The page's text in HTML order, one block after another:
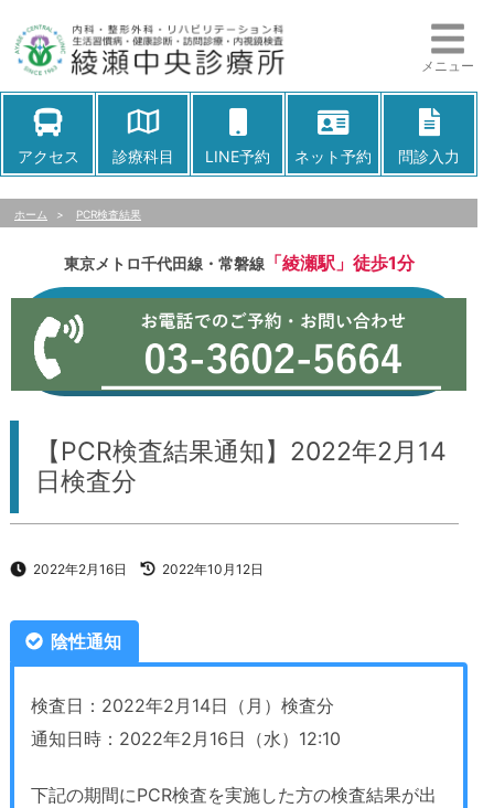
メニュー
アクセス 診療科目 LINE予約 ネット予約 問診入力
ホーム > PCR検査結果
東京メトロ千代田線・常磐線「綾瀬駅」徒歩1分
【PCR検査結果通知】2022年2月14
日検査分
2022年2月16日 2022年10月12日
陰性通知
検査日：2022年2月14日（月）検査分
通知日時：2022年2月16日（水）12:10
下記の期間にPCR検査を実施した方の検査結果が出